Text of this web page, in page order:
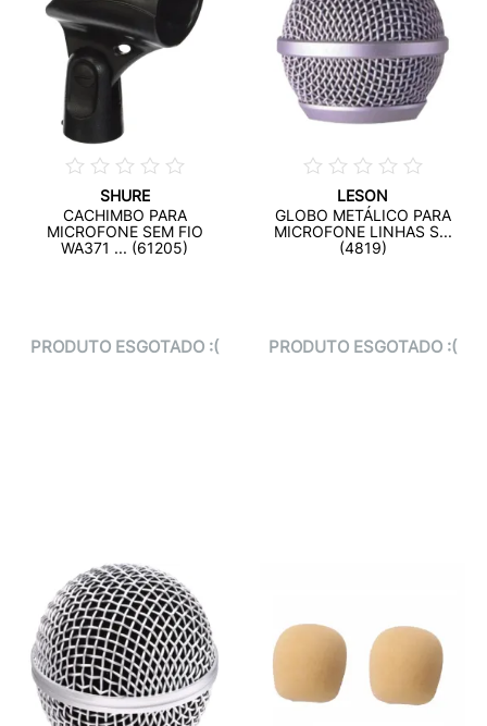
SHURE
CACHIMBO PARA
MICROFONE SEM FIO
WA371 ... (61205)
PRODUTO ESGOTADO :(
LESON
GLOBO METÁLICO PARA
MICROFONE LINHAS S...
(4819)
PRODUTO ESGOTADO :(